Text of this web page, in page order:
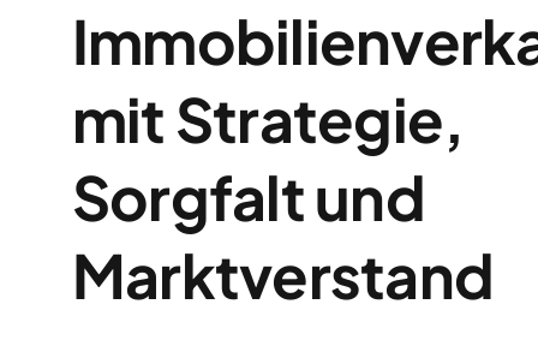
mit Strategie,
Sorgfalt und
Marktverstand